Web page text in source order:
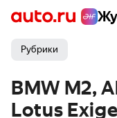
Рубрики
BMW M2,
Lotus